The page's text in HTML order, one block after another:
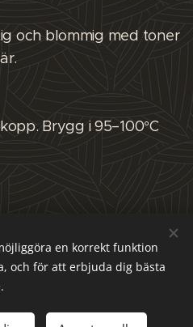
och blommig med toner
Brygg i 95–100°C
29, 21745 Malmö , Sverige
Cookies
en korrekt funktion
och för att erbjuda dig bästa